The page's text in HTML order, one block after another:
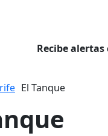
Recibe
El Tanque